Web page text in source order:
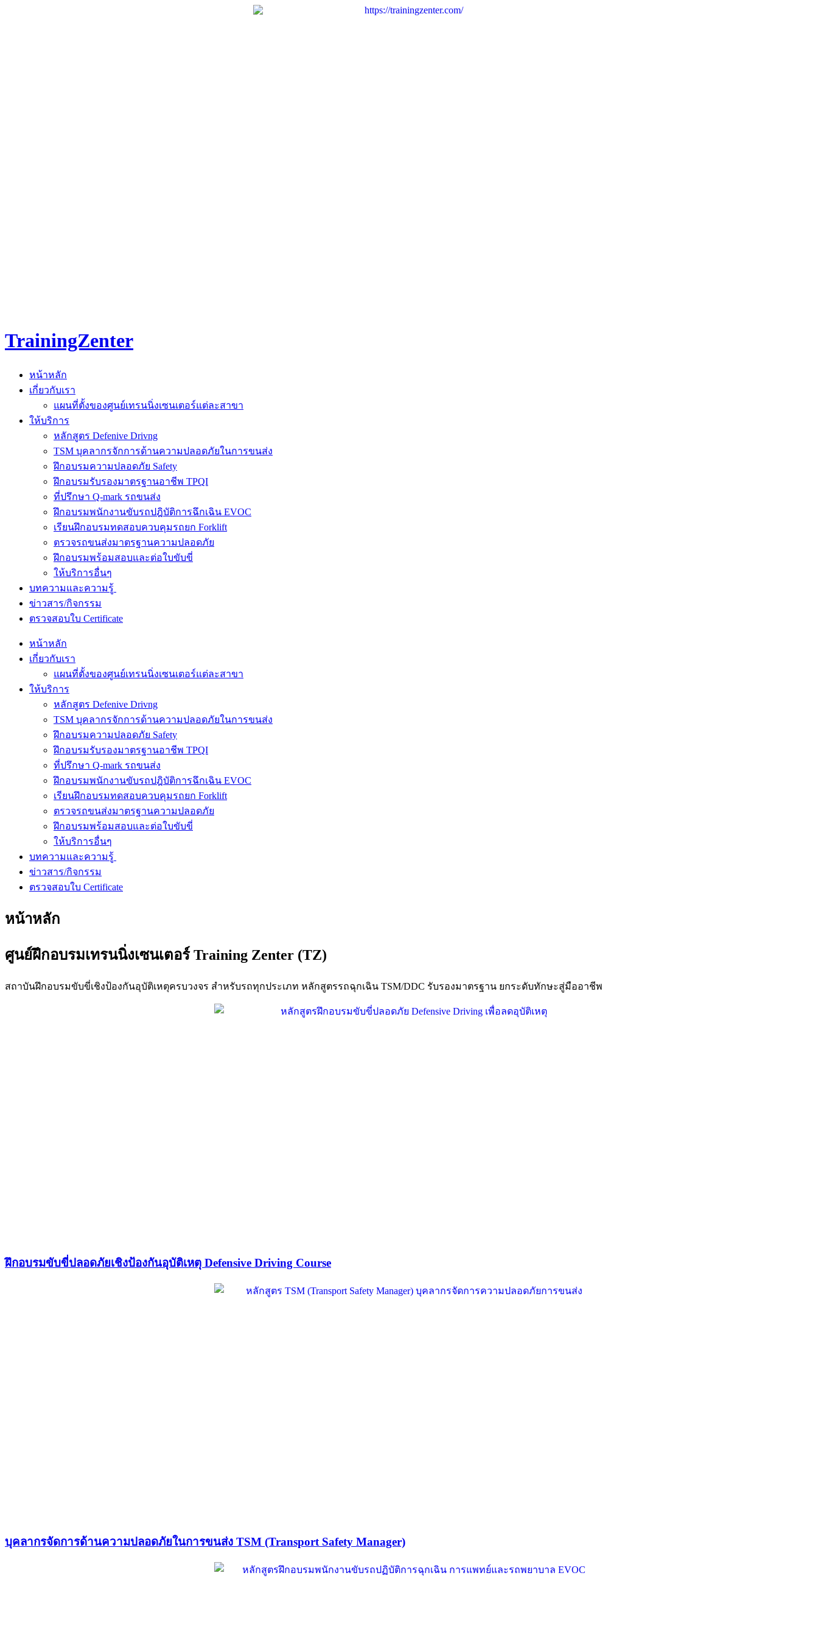
TrainingZenter
หน้าหลัก
เกี่ยวกับเรา
แผนที่ตั้งของศูนย์เทรนนิ่งเซนเตอร์แต่ละสาขา
ให้บริการ
หลักสูตร Defenive Drivng
TSM บุคลากรจักการด้านความปลอดภัยในการขนส่ง
ฝึกอบรมความปลอดภัย Safety
ฝึกอบรมรับรองมาตรฐานอาชีพ TPQI
ที่ปรึกษา Q-mark รถขนส่ง
ฝึกอบรมพนักงานขับรถปฎิบัติการฉึกเฉิน EVOC
เรียนฝึกอบรมทดสอบควบคุมรถยก Forklift
ตรวจรถขนส่งมาตรฐานความปลอดภัย
ฝึกอบรมพร้อมสอบและต่อใบขับขี่
ให้บริการอื่นๆ
บทความและความรู้
ข่าวสาร/กิจกรรม
ตรวจสอบใบ Certificate
หน้าหลัก
เกี่ยวกับเรา
แผนที่ตั้งของศูนย์เทรนนิ่งเซนเตอร์แต่ละสาขา
ให้บริการ
หลักสูตร Defenive Drivng
TSM บุคลากรจักการด้านความปลอดภัยในการขนส่ง
ฝึกอบรมความปลอดภัย Safety
ฝึกอบรมรับรองมาตรฐานอาชีพ TPQI
ที่ปรึกษา Q-mark รถขนส่ง
ฝึกอบรมพนักงานขับรถปฎิบัติการฉึกเฉิน EVOC
เรียนฝึกอบรมทดสอบควบคุมรถยก Forklift
ตรวจรถขนส่งมาตรฐานความปลอดภัย
ฝึกอบรมพร้อมสอบและต่อใบขับขี่
ให้บริการอื่นๆ
บทความและความรู้
ข่าวสาร/กิจกรรม
ตรวจสอบใบ Certificate
หน้าหลัก
ศูนย์ฝึกอบรมเทรนนิ่งเซนเตอร์ Training Zenter (TZ)
สถาบันฝึกอบรมขับขี่เชิงป้องกันอุบัติเหตุครบวงจร สำหรับรถทุกประเภท หลักสูตรรถฉุกเฉิน TSM/DDC รับรองมาตรฐาน ยกระดับทักษะสู่มืออาชีพ
ฝึกอบรมขับขี่ปลอดภัยเชิงป้องกันอุบัติเหตุ Defensive Driving Course​
บุคลากรจัดการด้านความปลอดภัยในการขนส่ง TSM (Transport Safety Manager)